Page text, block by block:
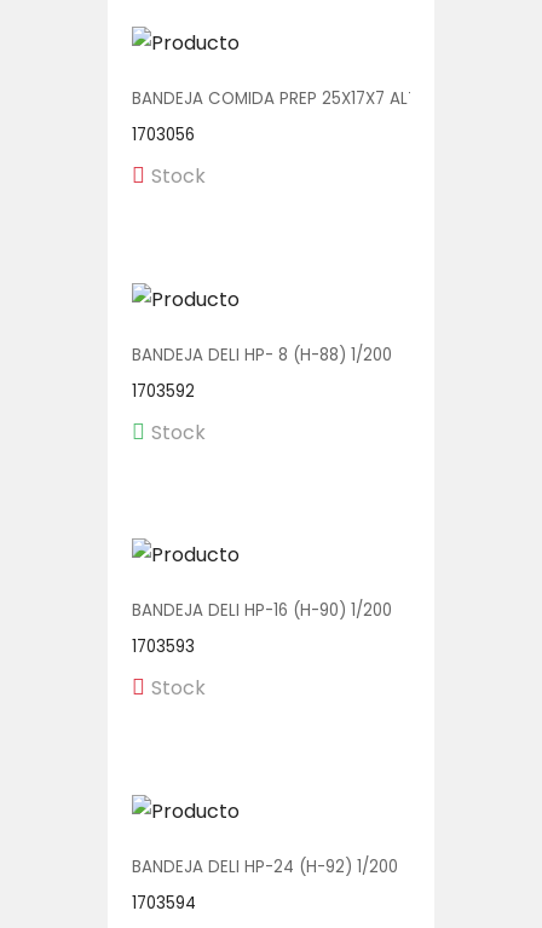
BANDEJA COMIDA PREP 25X17X7 ALTA 1/250
1703056
Stock
BANDEJA DELI HP- 8 (H-88) 1/200
1703592
Stock
BANDEJA DELI HP-16 (H-90) 1/200
1703593
Stock
BANDEJA DELI HP-24 (H-92) 1/200
1703594